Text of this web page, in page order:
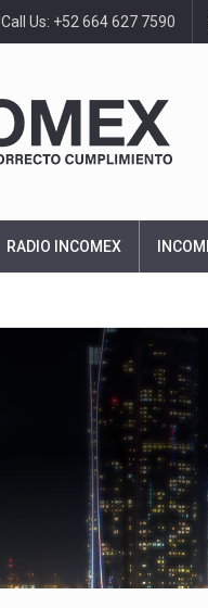
Call Us: +52 664 627 7590
RADIO INCOMEX